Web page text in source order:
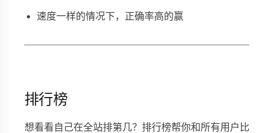
速度一样的情况下，正确率高的赢
排行榜
想看看自己在全站排第几？排行榜帮你和所有用户比